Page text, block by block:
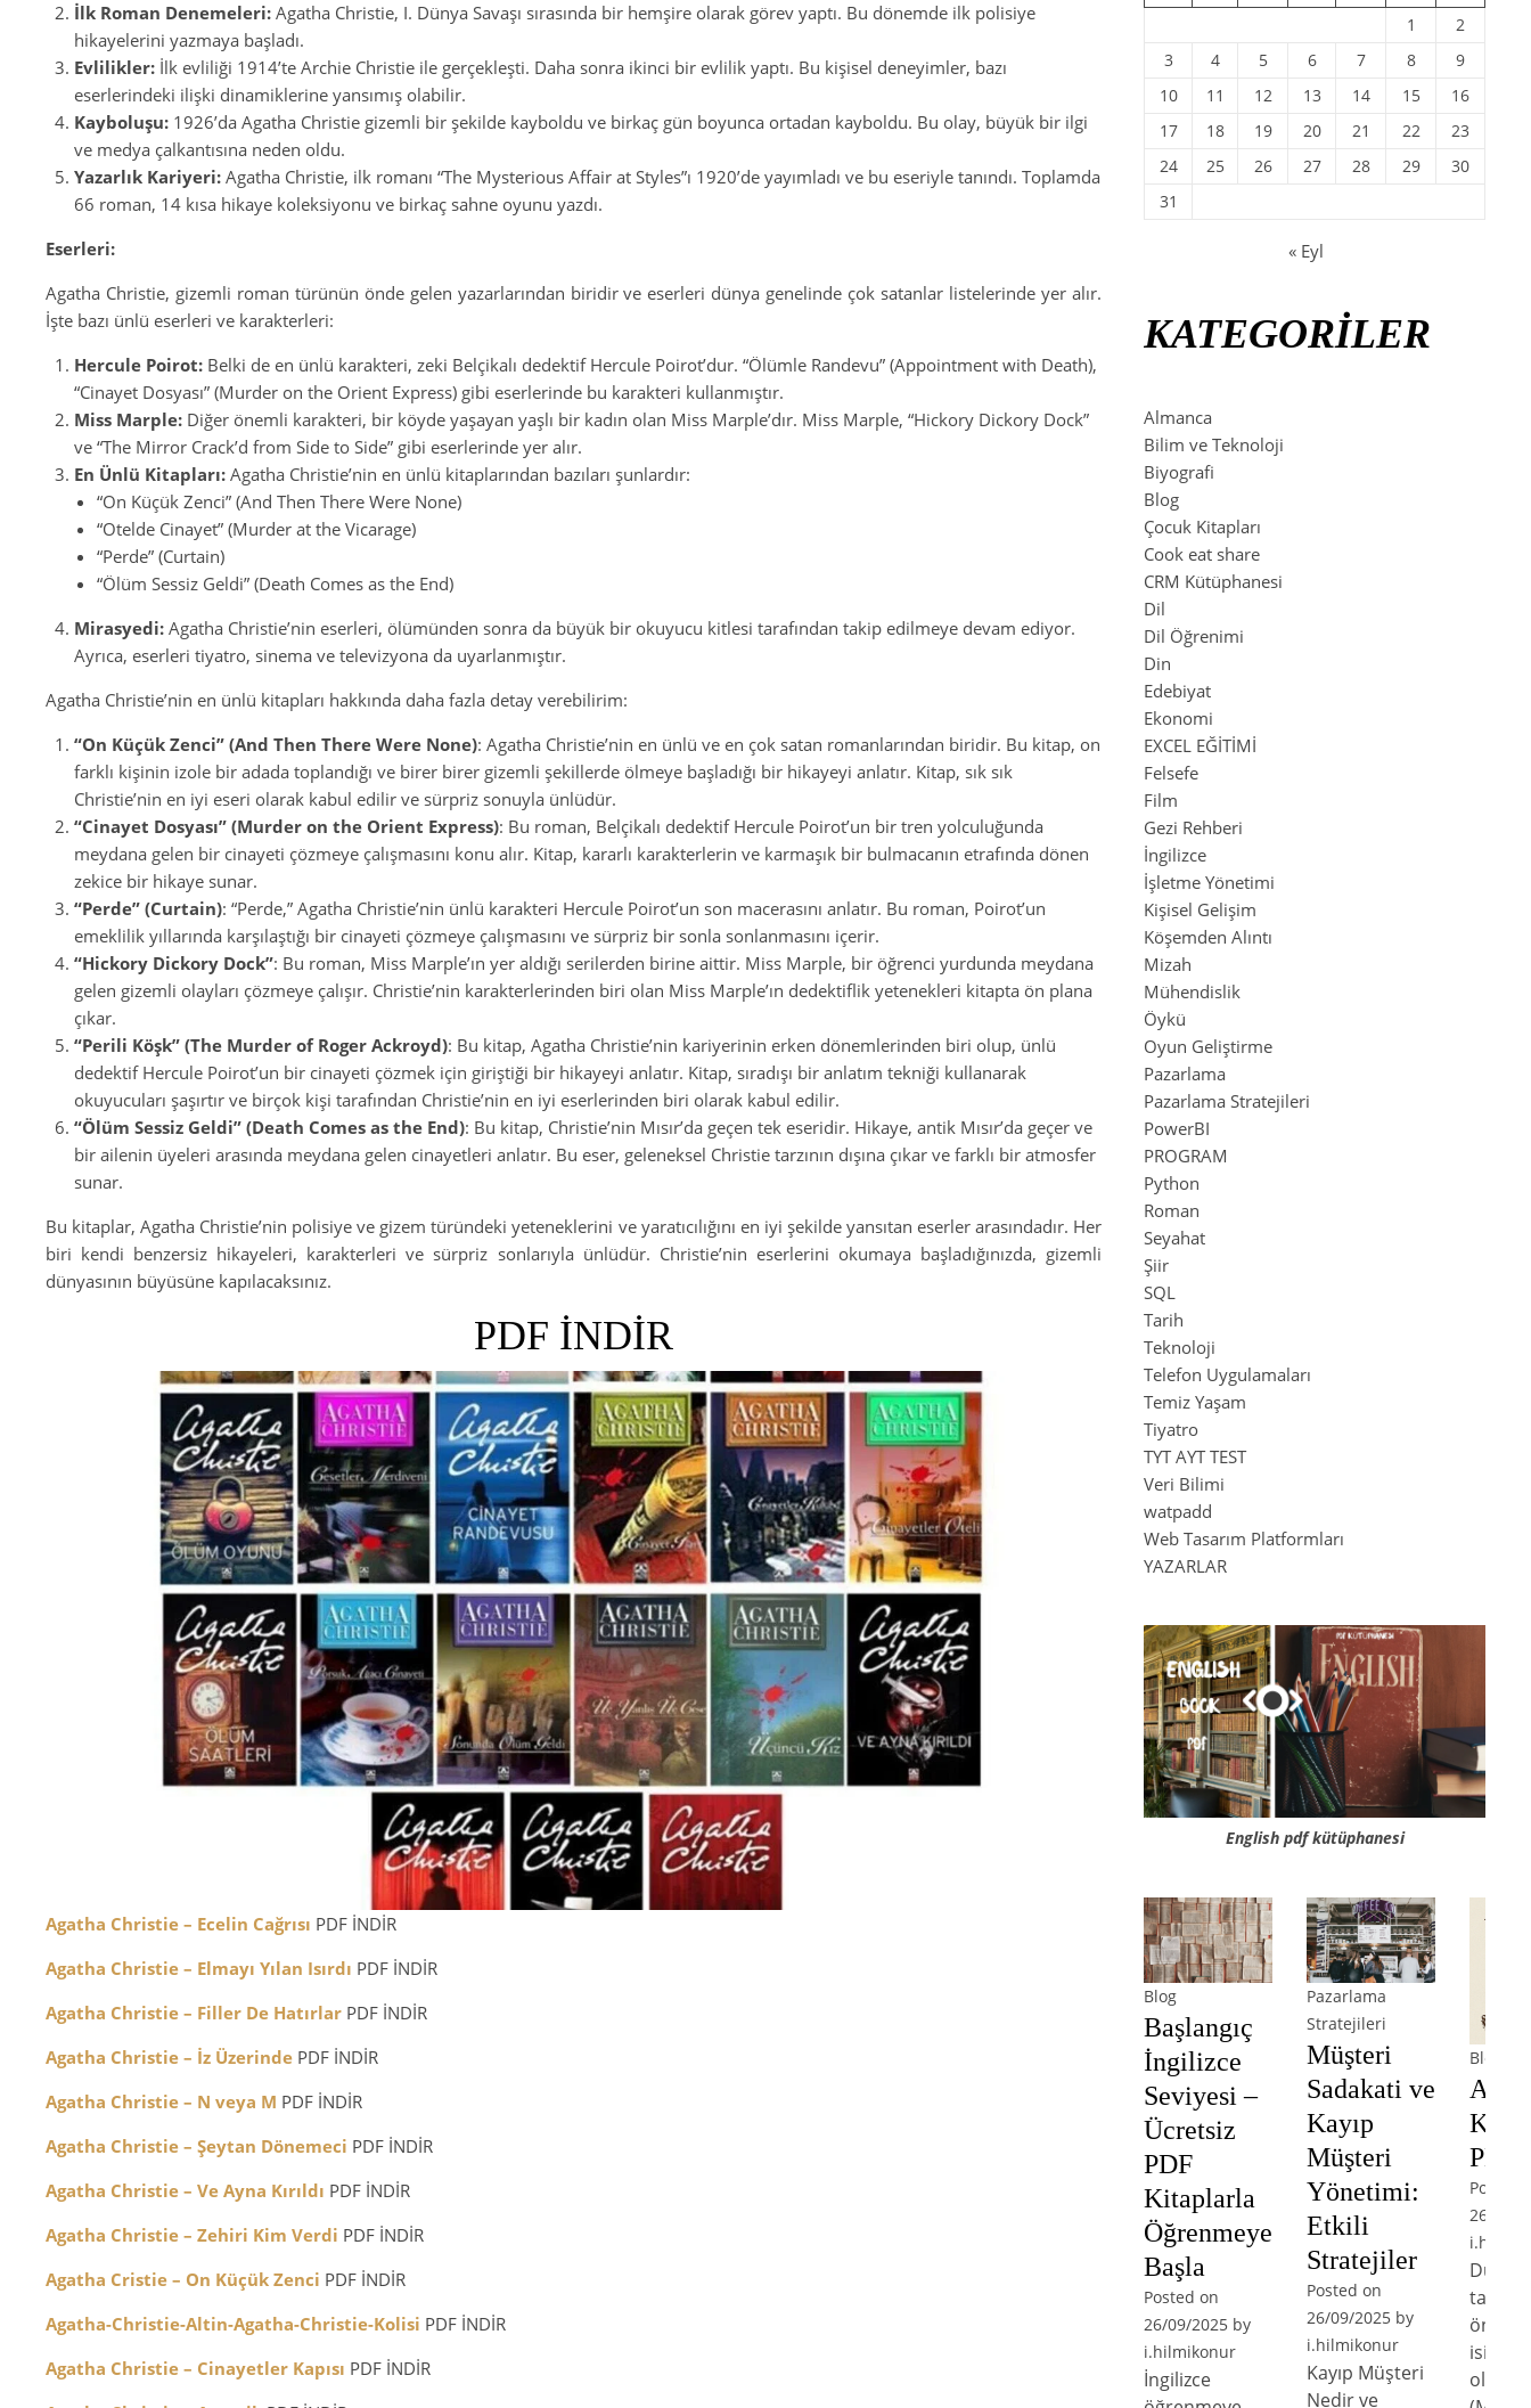
İlk Roman Denemeleri: Agatha Christie, I. Dünya Savaşı sırasında bir hemşire olarak görev yaptı. Bu dönemde ilk polisiye
hikayelerini yazmaya başladı.
Evlilikler: İlk evliliği 1914’te Archie Christie ile gerçekleşti. Daha sonra ikinci bir evlilik yaptı. Bu kişisel deneyimler, bazı
eserlerindeki ilişki dinamiklerine yansımış olabilir.
Kayboluşu: 1926’da Agatha Christie gizemli bir şekilde kayboldu ve birkaç gün boyunca ortadan kayboldu. Bu olay, büyük bir ilgi
ve medya çalkantısına neden oldu.
Yazarlık Kariyeri: Agatha Christie, ilk romanı “The Mysterious Affair at Styles”ı 1920’de yayımladı ve bu eseriyle tanındı. Toplamda
66 roman, 14 kısa hikaye koleksiyonu ve birkaç sahne oyunu yazdı.
Eserleri:
Agatha Christie, gizemli roman türünün önde gelen yazarlarından biridir ve eserleri dünya genelinde çok satanlar listelerinde yer alır.
İşte bazı ünlü eserleri ve karakterleri:
Hercule Poirot: Belki de en ünlü karakteri, zeki Belçikalı dedektif Hercule Poirot’dur. “Ölümle Randevu” (Appointment with Death),
“Cinayet Dosyası” (Murder on the Orient Express) gibi eserlerinde bu karakteri kullanmıştır.
Miss Marple: Diğer önemli karakteri, bir köyde yaşayan yaşlı bir kadın olan Miss Marple’dır. Miss Marple, “Hickory Dickory Dock”
ve “The Mirror Crack’d from Side to Side” gibi eserlerinde yer alır.
En Ünlü Kitapları: Agatha Christie’nin en ünlü kitaplarından bazıları şunlardır:
“On Küçük Zenci” (And Then There Were None)
“Otelde Cinayet” (Murder at the Vicarage)
“Perde” (Curtain)
“Ölüm Sessiz Geldi” (Death Comes as the End)
Mirasyedi: Agatha Christie’nin eserleri, ölümünden sonra da büyük bir okuyucu kitlesi tarafından takip edilmeye devam ediyor.
Ayrıca, eserleri tiyatro, sinema ve televizyona da uyarlanmıştır.
Agatha Christie’nin en ünlü kitapları hakkında daha fazla detay verebilirim:
“On Küçük Zenci” (And Then There Were None): Agatha Christie’nin en ünlü ve en çok satan romanlarından biridir. Bu kitap, on
farklı kişinin izole bir adada toplandığı ve birer birer gizemli şekillerde ölmeye başladığı bir hikayeyi anlatır. Kitap, sık sık
Christie’nin en iyi eseri olarak kabul edilir ve sürpriz sonuyla ünlüdür.
“Cinayet Dosyası” (Murder on the Orient Express): Bu roman, Belçikalı dedektif Hercule Poirot’un bir tren yolculuğunda
meydana gelen bir cinayeti çözmeye çalışmasını konu alır. Kitap, kararlı karakterlerin ve karmaşık bir bulmacanın etrafında dönen
zekice bir hikaye sunar.
“Perde” (Curtain): “Perde,” Agatha Christie’nin ünlü karakteri Hercule Poirot’un son macerasını anlatır. Bu roman, Poirot’un
emeklilik yıllarında karşılaştığı bir cinayeti çözmeye çalışmasını ve sürpriz bir sonla sonlanmasını içerir.
“Hickory Dickory Dock”: Bu roman, Miss Marple’ın yer aldığı serilerden birine aittir. Miss Marple, bir öğrenci yurdunda meydana
gelen gizemli olayları çözmeye çalışır. Christie’nin karakterlerinden biri olan Miss Marple’ın dedektiflik yetenekleri kitapta ön plana
çıkar.
“Perili Köşk” (The Murder of Roger Ackroyd): Bu kitap, Agatha Christie’nin kariyerinin erken dönemlerinden biri olup, ünlü
dedektif Hercule Poirot’un bir cinayeti çözmek için giriştiği bir hikayeyi anlatır. Kitap, sıradışı bir anlatım tekniği kullanarak
okuyucuları şaşırtır ve birçok kişi tarafından Christie’nin en iyi eserlerinden biri olarak kabul edilir.
“Ölüm Sessiz Geldi” (Death Comes as the End): Bu kitap, Christie’nin Mısır’da geçen tek eseridir. Hikaye, antik Mısır’da geçer ve
bir ailenin üyeleri arasında meydana gelen cinayetleri anlatır. Bu eser, geleneksel Christie tarzının dışına çıkar ve farklı bir atmosfer
sunar.
Bu kitaplar, Agatha Christie’nin polisiye ve gizem türündeki yeteneklerini ve yaratıcılığını en iyi şekilde yansıtan eserler arasındadır. Her
biri kendi benzersiz hikayeleri, karakterleri ve sürpriz sonlarıyla ünlüdür. Christie’nin eserlerini okumaya başladığınızda, gizemli
dünyasının büyüsüne kapılacaksınız.
PDF İNDİR
Agatha Christie – Ecelin Cağrısı PDF İNDİR
Agatha Christie – Elmayı Yılan Isırdı PDF İNDİR
Agatha Christie – Filler De Hatırlar PDF İNDİR
Agatha Christie – İz Üzerinde PDF İNDİR
Agatha Christie – N veya M PDF İNDİR
Agatha Christie – Şeytan Dönemeci PDF İNDİR
Agatha Christie – Ve Ayna Kırıldı PDF İNDİR
Agatha Christie – Zehiri Kim Verdi PDF İNDİR
Agatha Cristie – On Küçük Zenci PDF İNDİR
Agatha-Christie-Altin-Agatha-Christie-Kolisi PDF İNDİR
Agatha Christie – Cinayetler Kapısı PDF İNDİR
1
2
3
4 5 6 7 8
9
10
11 12 13 14 15
16
17
18 19 20 21 22
23
24
25 26 27 28 29
30
31
« Eyl
KATEGORİLER
Almanca
Bilim ve Teknoloji
Biyografi
Blog
Çocuk Kitapları
Cook eat share
CRM Kütüphanesi
Dil
Dil Öğrenimi
Din
Edebiyat
Ekonomi
EXCEL EĞİTİMİ
Felsefe
Film
Gezi Rehberi
İngilizce
İşletme Yönetimi
Kişisel Gelişim
Köşemden Alıntı
Mizah
Mühendislik
Öykü
Oyun Geliştirme
Pazarlama
Pazarlama Stratejileri
PowerBI
PROGRAM
Python
Roman
Seyahat
Şiir
SQL
Tarih
Teknoloji
Telefon Uygulamaları
Temiz Yaşam
Tiyatro
TYT AYT TEST
Veri Bilimi
watpadd
Web Tasarım Platformları
YAZARLAR
English pdf kütüphanesi
Blog
Başlangıç
İngilizce
Seviyesi –
Ücretsiz
PDF
Kitaplarla
Öğrenmeye
Başla
Posted on
26/09/2025 by
i.hilmikonur
İngilizce
Pazarlama
Stratejileri
Müşteri
Sadakati ve
Kayıp
Müşteri
Yönetimi:
Etkili
Stratejiler
Posted on
26/09/2025 by
i.hilmikonur
Kayıp Müşteri
Nedir ve
Blog
PDF
Posted
26/09/
önemli
olan